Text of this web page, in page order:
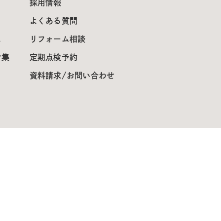
集
採用情報
よくある質問
リフォーム相談
定期点検予約
資料請求/お問い合わせ